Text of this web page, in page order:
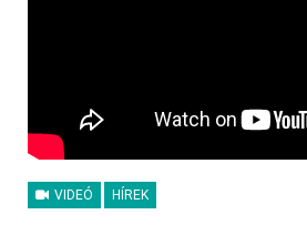
VIDEÓ HÍREK